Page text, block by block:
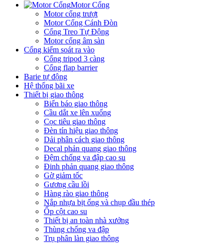
Motor Cổng
Motor cổng trượt
Motor Cổng Cánh Đòn
Cổng Treo Tự Động
Motor cổng âm sàn
Cổng kiểm soát ra vào
Cổng tripod 3 càng
Cổng flap barrier
Barie tự động
Hệ thống bãi xe
Thiết bị giao thông
Biển báo giao thông
Cầu dắt xe lên xuống
Cọc tiêu giao thông
Đèn tín hiệu giao thông
Dải phân cách giao thông
Decal phản quang giao thông
Đệm chống va đập cao su
Đinh phản quang giao thông
Gờ giảm tốc
Gương cầu lồi
Hàng rào giao thông
Nắp nhựa bịt ống và chụp đầu thép
Ốp cột cao su
Thiết bị an toàn nhà xưởng
Thùng chống va đập
Trụ phân làn giao thông